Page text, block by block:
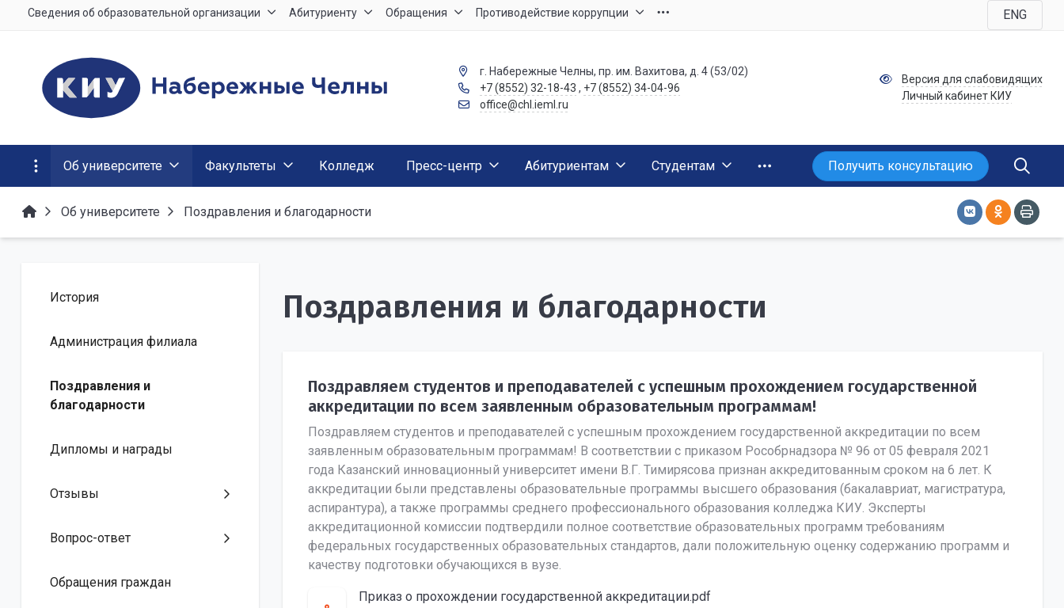
Сведения об образовательной организации Абитуриенту Обращения Противодействие коррупции ENG
г. Набережные Челны, пр. им. Вахитова, д. 4 (53/02)
+7 (8552) 32-18-43 , +7 (8552) 34-04-96
office@chl.ieml.ru
Версия для слабовидящих
Личный кабинет КИУ
Об университете Факультеты Колледж Пресс-центр Абитуриентам Студентам Получить консультацию
Об университете Поздравления и благодарности
История
Администрация филиала
Поздравления и
благодарности
Дипломы и награды
Отзывы
Вопрос-ответ
Обращения граждан
Поздравления и благодарности
Поздравляем студентов и преподавателей с успешным прохождением государственной
аккредитации по всем заявленным образовательным программам!
Поздравляем студентов и преподавателей с успешным прохождением государственной аккредитации по всем
заявленным образовательным программам! В соответствии с приказом Рособрнадзора № 96 от 05 февраля 2021
года Казанский инновационный университет имени В.Г. Тимирясова признан аккредитованным сроком на 6 лет. К
аккредитации были представлены образовательные программы высшего образования (бакалавриат, магистратура,
аспирантура), а также программы среднего профессионального образования колледжа КИУ. Эксперты
аккредитационной комиссии подтвердили полное соответствие образовательных программ требованиям
федеральных государственных образовательных стандартов, дали положительную оценку содержанию программ и
качеству подготовки обучающихся в вузе.
Приказ о прохождении государственной аккредитации.pdf